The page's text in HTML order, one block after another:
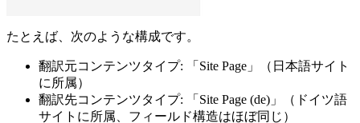
たとえば、次のような構成です。
翻訳元コンテンツタイプ: 「Site Page」（日本語サイト
に所属）
翻訳先コンテンツタイプ: 「Site Page (de)」（ドイツ語
サイトに所属、フィールド構造はほぼ同じ）